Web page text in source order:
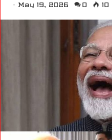
May 19, 2026 0 10